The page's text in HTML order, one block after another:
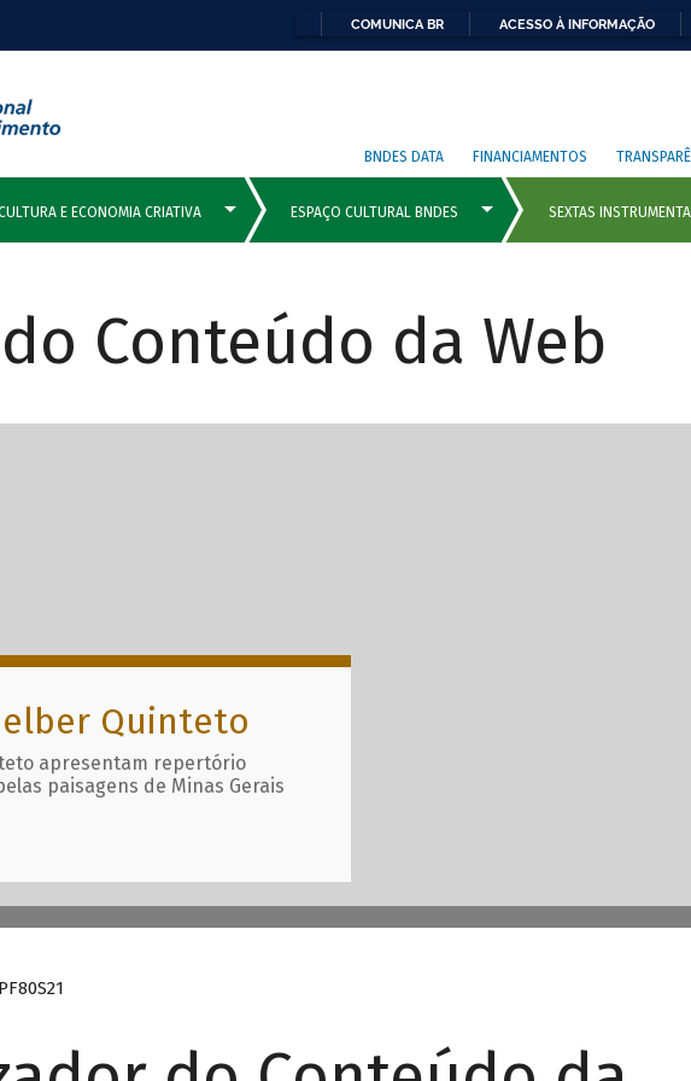
COMUNICA BR ACESSO À INFORMAÇÃO
BNDES DATA FINANCIAMENTOS
Conteúdo da Web
com
Quinteto
apresentam repertório
paisagens de Minas Gerais